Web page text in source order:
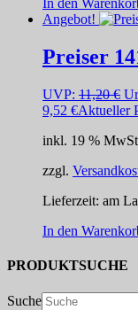
In den
Angebot!
Preiser
UVP: 11,20€
9,52 €Aktueller
inkl. 19 %
zzgl.
Lieferzeit: am
In den
PRODUKTSUCHE
Suche